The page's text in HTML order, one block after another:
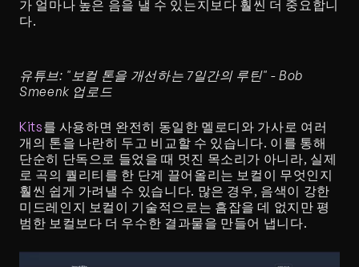
가 얼마나 높은 음을 낼 수 있는지보다 훨씬 더 중요합니
다.
유튜브: "보컬 톤을 개선하는 7일간의 루틴" - Bob
Smeenk 업로드
Kits를 사용하면 완전히 동일한 멜로디와 가사로 여러
개의 톤을 나란히 두고 비교할 수 있습니다. 이를 통해
단순히 단독으로 들었을 때 멋진 목소리가 아니라, 실제
로 곡의 퀄리티를 한 단계 끌어올리는 보컬이 무엇인지
훨씬 쉽게 가려낼 수 있습니다. 많은 경우, 음색이 강한
미드레인지 보컬이 기술적으로는 흠잡을 데 없지만 평
범한 보컬보다 더 우수한 결과물을 만들어 냅니다.